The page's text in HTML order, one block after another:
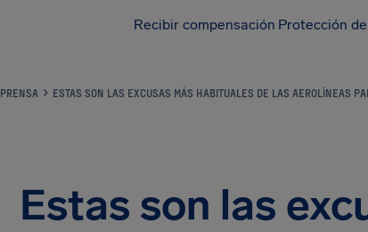
Recibir compensación Protección
PRENSA ESTAS SON LAS EXCUSAS MÁS HABITUALES DE LAS AEROLÍNEAS
Estas son las